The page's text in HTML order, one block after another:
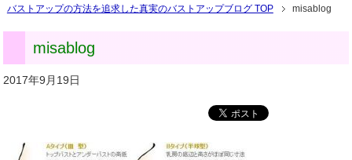
バストアップの方法を追求した真実のバストアップブログ TOP misablog
misablog
2017年9月19日